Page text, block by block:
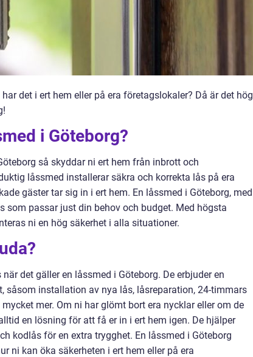
det i ert hem eller på era företagslokaler? Då är det hög
i Göteborg?
så skyddar ni ert hem från inbrott och
låssmed installerar säkra och korrekta lås på era
gäster tar sig in i ert hem. En låssmed i Göteborg, med
som passar just din behov och budget. Med högsta
ni en hög säkerhet i alla situationer.
det gäller en låssmed i Göteborg. De erbjuder en
såsom installation av nya lås, låsreparation, 24-timmars
mer. Om ni har glömt bort era nycklar eller om de
en lösning för att få er in i ert hem igen. De hjälper
kodlås för en extra trygghet. En låssmed i Göteborg
ni kan öka säkerheten i ert hem eller på era